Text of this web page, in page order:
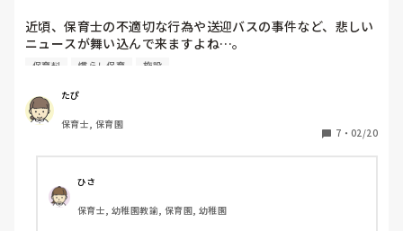
いかなー。可能なら保育士としてもうすこし余裕を持って働け
るように配慮してもらえるところがあるといいのですが。
応援しています！
近頃、保育士の不適切な行為や送迎バスの事件など、悲しい
ニュースが舞い込んで来ますよね…。
数日前にも、住んでいる市内でこども園の職員が子どもへの
いずれ自分の子どもを預けて仕事をする予定ですが不安が付
きまといます。
か？
実際にお子さまを預けている(いた)方や保育者のご意見をお
保育料 慣らし保育 施設
たぴ
保育士, 保育園
7 ・ 02/20
ひさ
保育士, 幼稚園教諭, 保育園, 幼稚園